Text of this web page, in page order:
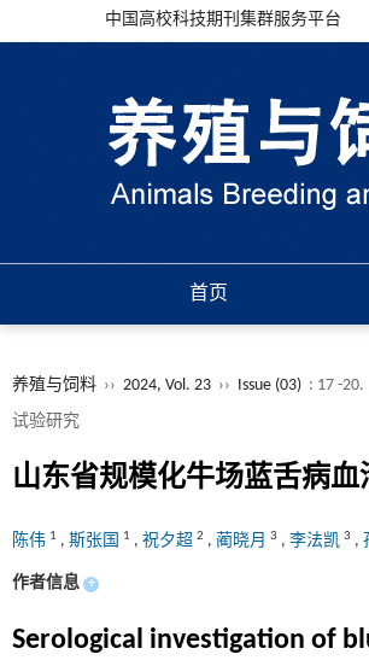
中国高校科技期刊集群服务平台
首页
养殖与饲料 ›› 2024, Vol. 23 ›› Issue (03) : 17 -20.
试验研究
山东省规模化牛场蓝舌病血
陈伟 1 , 斯张国 1 , 祝夕超 2 , 蔺晓月 3 , 李法凯 3 ,
作者信息 +
Serological investigation of